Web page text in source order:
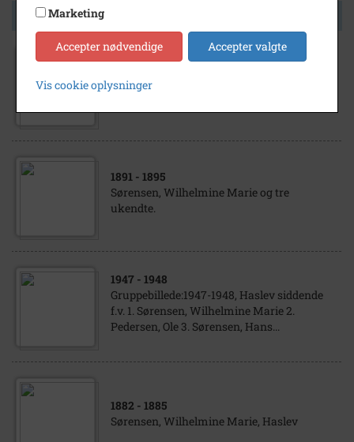
Side 1 af 1
1930- 1935
Sørensen, Wilhelmine Marie, Bregentvedvej
1891 - 1895
Sørensen, Wilhelmine Marie og tre
ukendte.
1947 - 1948
Gruppebillede:1947-1948, Haslev siddende
f.v. 1. Sørensen, Wilhelmine Marie 2.
Pedersen, Ole 3. Sørensen, Hans...
1882 - 1885
Sørensen, Wilhelmine Marie, Haslev
Marketing
Accepter nødvendige Accepter valgte
Vis cookie oplysninger